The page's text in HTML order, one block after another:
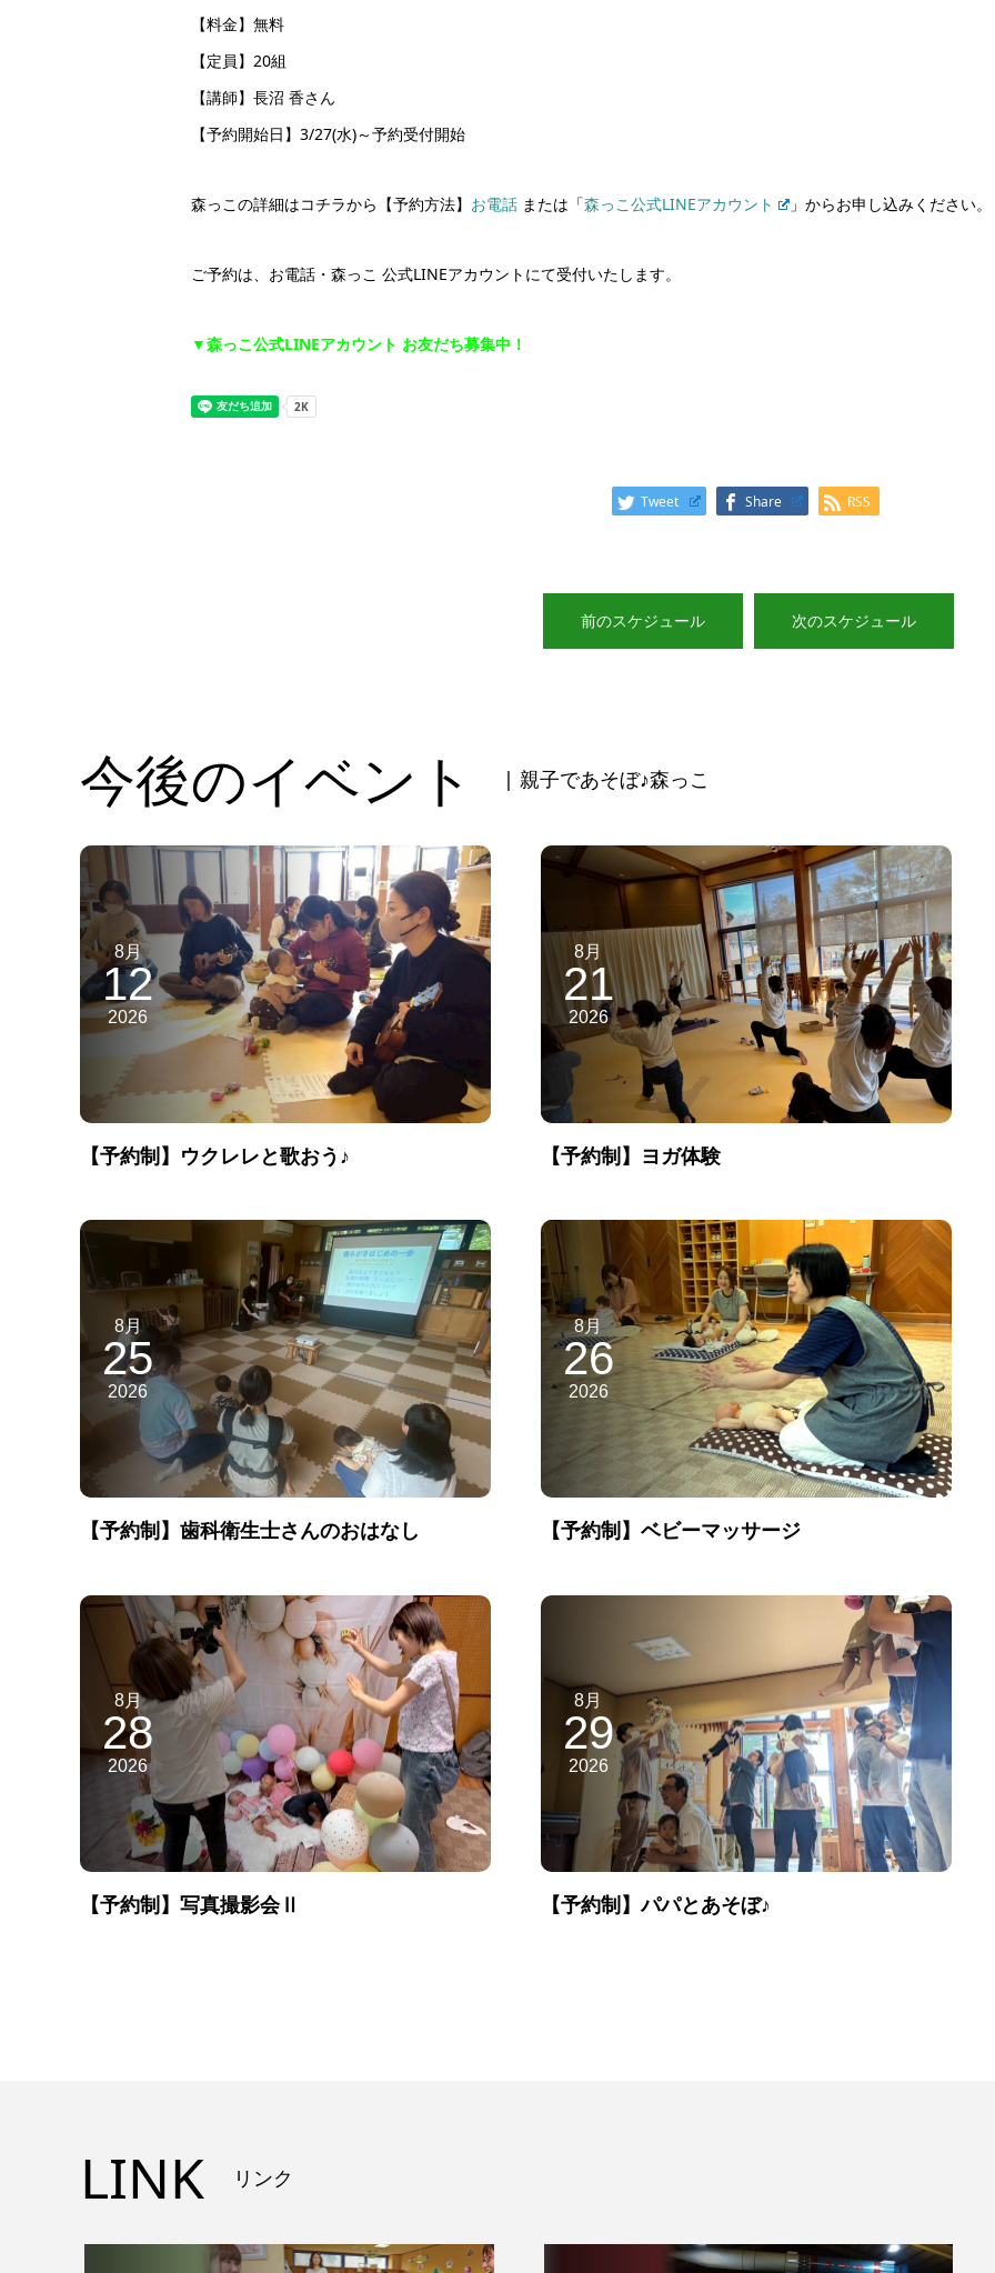
【料金】無料
【定員】20組
【講師】長沼 香さん
【予約開始日】3/27(水)～予約受付開始
森っこの詳細はコチラから【予約方法】 お電話 または「森っこ公式LINEアカウント 」からお申し込みください。
ご予約は、お電話・森っこ 公式LINEアカウントにて受付いたします。
▼森っこ公式LINEアカウント お友だち募集中！
Tweet Share RSS
前のスケジュール 次のスケジュール
今後のイベント | 親子であそぼ♪森っこ
8月
12
2026
【予約制】ウクレレと歌おう♪
8月
21
2026
【予約制】ヨガ体験
8月
25
2026
【予約制】歯科衛生士さんのおはなし
8月
26
2026
【予約制】ベビーマッサージ
8月
28
2026
【予約制】写真撮影会Ⅱ
8月
29
2026
【予約制】パパとあそぼ♪
LINK リンク